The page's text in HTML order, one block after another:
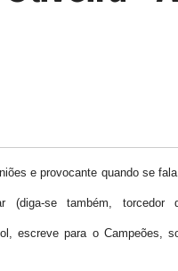
e provocante quando se
(diga-se também, torcedor
escreve para o Campeões,